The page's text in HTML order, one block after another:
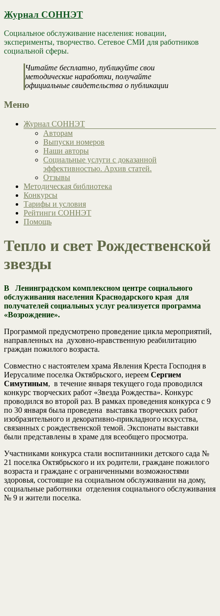
Журнал СОННЭТ
Социальное обслуживание населения: новации,
эксперименты, творчество. Сетевое СМИ для работников
социальной сферы.
Читайте бесплатно, публикуйте свои
методические наработки, получайте
официальные свидетельства о публикации
Меню
Журнал СОННЭТ
Авторам
Выпуски номеров
Наши авторы
Социальные услуги с доказанной
эффективностью. Архив статей.
Отзывы
Методическая библиотека
Конкурсы
Тарифы и условия
Рейтинги СОННЭТ
Помощь
Тепло и свет Рождественской
звезды
В Ленинградском комплексном центре социального
обслуживания населения Краснодарского края для
получателей социальных услуг реализуется программа
«Возрождение».
Программой предусмотрено проведение цикла мероприятий,
направленных на духовно-нравственную реабилитацию
граждан пожилого возраста.
Совместно с настоятелем храма Явления Креста Господня в
Иерусалиме поселка Октябрьского, иереем Сергием
Симутиным, в течение января текущего года проводился
конкурс творческих работ «Звезда Рождества». Конкурс
проводился во второй раз. В рамках проведения конкурса с 9
по 30 января была проведена выставка творческих работ
изобразительного и декоративно-прикладного искусства,
связанных с рождественской темой. Экспонаты выставки
были представлены в храме для всеобщего просмотра.
Участниками конкурса стали воспитанники детского сада №
21 поселка Октябрьского и их родители, граждане пожилого
возраста и граждане с ограниченными возможностями
здоровья, состоящие на социальном обслуживании на дому,
социальные работники отделения социального обслуживания
№ 9 и жители поселка.